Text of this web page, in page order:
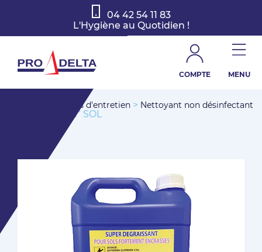
04 42 54 11 83
L'Hygiène au Quotidien !
COMPTE MENU
Produits d'entretien > Nettoyant non désinfectant
> NET’ SOL